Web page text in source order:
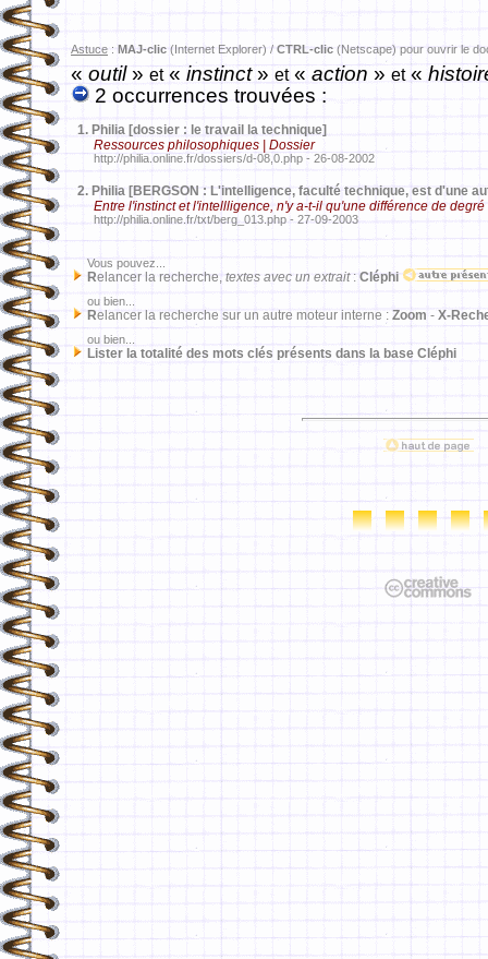
Astuce : MAJ-clic (Internet Explorer) / CTRL-clic (Netscape) pour ouvrir le
«outil» et« instinct» et« action » et«
2 occurrences trouvées :
1. Philia [dossier : le travail la technique]
Ressources philosophiques | Dossier
http://philia.online.fr/dossiers/d-08,0.php - 26-08-2002
2. Philia [BERGSON : L'intelligence, faculté technique, est d'une
Entre l'instinct et l'intellligence, n'y a-t-il qu'une différence de degré
http://philia.online.fr/txt/berg_013.php - 27-09-2003
Vous pouvez...
Relancer la recherche, textes avec un extrait: Cléphi
ou bien...
Relancer la recherche sur un autre moteur interne : Zoom - X-
ou bien...
Lister la totalité des mots clés présents dans la base Cléphi